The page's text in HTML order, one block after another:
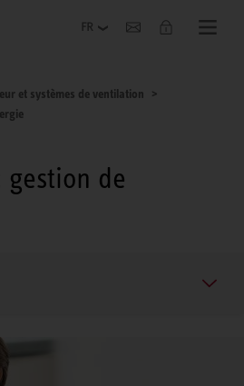
et systèmes de ventilation
de